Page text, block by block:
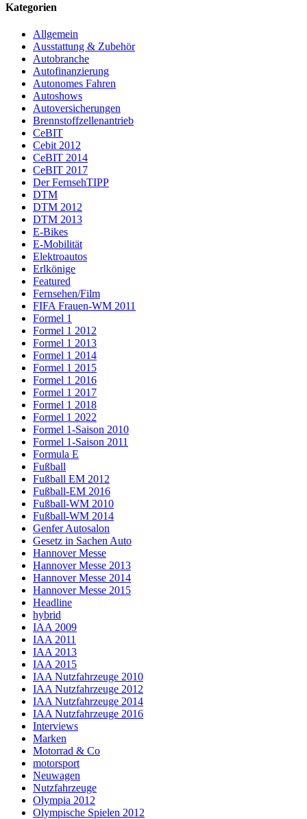
Kategorien
Allgemein
Ausstattung & Zubehör
Autobranche
Autofinanzierung
Autonomes Fahren
Autoshows
Autoversicherungen
Brennstoffzellenantrieb
CeBIT
Cebit 2012
CeBIT 2014
CeBIT 2017
Der FernsehTIPP
DTM
DTM 2012
DTM 2013
E-Bikes
E-Mobilität
Elektroautos
Erlkönige
Featured
Fernsehen/Film
FIFA Frauen-WM 2011
Formel 1
Formel 1 2012
Formel 1 2013
Formel 1 2014
Formel 1 2015
Formel 1 2016
Formel 1 2017
Formel 1 2018
Formel 1 2022
Formel 1-Saison 2010
Formel 1-Saison 2011
Formula E
Fußball
Fußball EM 2012
Fußball-EM 2016
Fußball-WM 2010
Fußball-WM 2014
Genfer Autosalon
Gesetz in Sachen Auto
Hannover Messe
Hannover Messe 2013
Hannover Messe 2014
Hannover Messe 2015
Headline
hybrid
IAA 2009
IAA 2011
IAA 2013
IAA 2015
IAA Nutzfahrzeuge 2010
IAA Nutzfahrzeuge 2012
IAA Nutzfahrzeuge 2014
IAA Nutzfahrzeuge 2016
Interviews
Marken
Motorrad & Co
motorsport
Neuwagen
Nutzfahrzeuge
Olympia 2012
Olympische Spielen 2012